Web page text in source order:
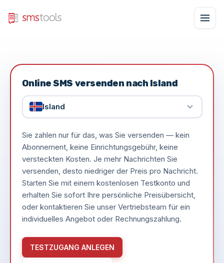
Online SMS versenden nach Island
Island
Sie zahlen nur für das, was Sie versenden — kein
Abonnement, keine Einrichtungsgebühr, keine
versteckten Kosten. Je mehr Nachrichten Sie
versenden, desto niedriger der Preis pro Nachricht.
Starten Sie mit einem kostenlosen Testkonto und
erhalten Sie sofort Ihre persönliche Preisübersicht,
oder kontaktieren Sie unser Vertriebsteam für ein
individuelles Angebot oder Rechnungszahlung.
TESTZUGANG ANLEGEN